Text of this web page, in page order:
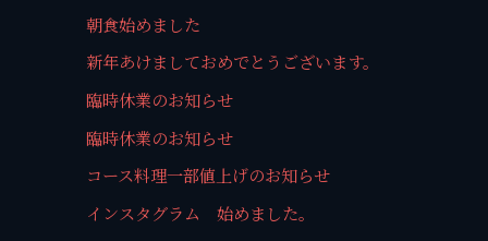
朝食始めました
新年あけましておめでとうございます。
臨時休業のお知らせ
臨時休業のお知らせ
コース料理一部値上げのお知らせ
インスタグラム 始めました。